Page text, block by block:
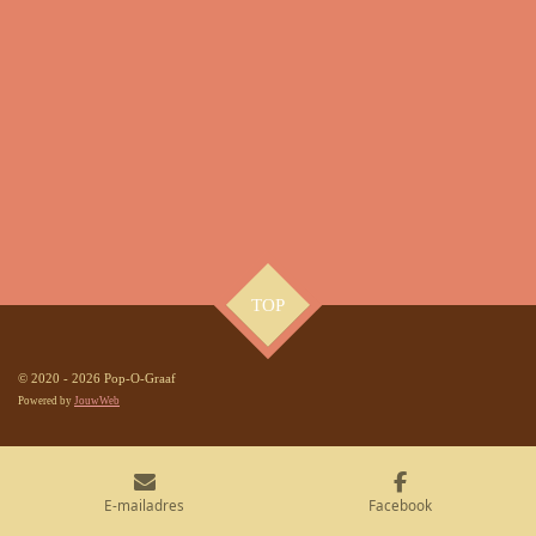
TOP
© 2020 - 2026 Pop-O-Graaf
Powered by JouwWeb
E-mailadres Facebook